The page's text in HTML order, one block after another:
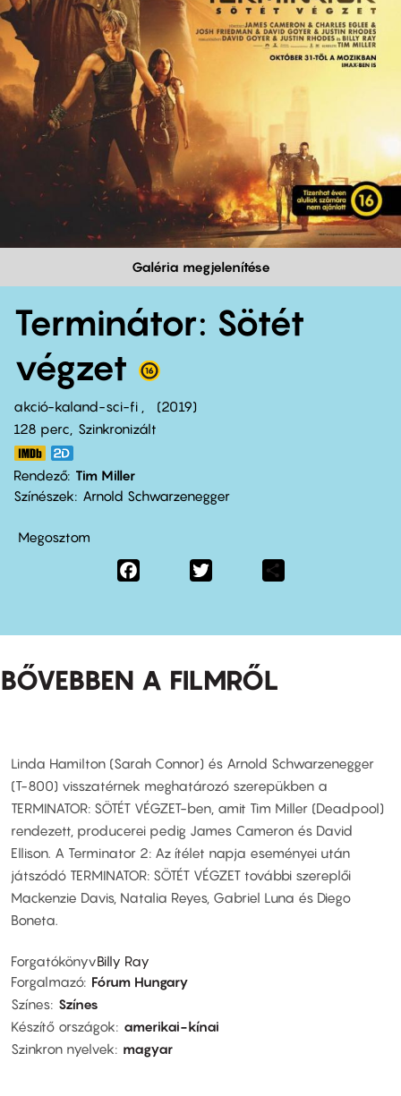
Galéria megjelenítése
Terminátor: Sötét
végzet
akció-kaland-sci-fi
2019
128 perc,
Szinkronizált
Rendező Tim Miller
Színészek
Arnold Schwarzenegger
Megosztom
Facebook
BŐVEBBEN A FILMRŐL
Linda Hamilton (Sarah Connor) és Arnold Schwarzenegger
(T-800) visszatérnek meghatározó szerepükben a
TERMINATOR: SÖTÉT VÉGZET-ben, amit Tim Miller (Deadpool)
rendezett, producerei pedig James Cameron és David
Ellison. A Terminator 2: Az ítélet napja eseményei után
játszódó TERMINATOR: SÖTÉT VÉGZET további szereplői
Mackenzie Davis, Natalia Reyes, Gabriel Luna és Diego
Boneta.
ForgatókönyvBilly Ray
Forgalmazó Fórum Hungary
Színes Színes
Készítő országok
amerikai-kínai
Szinkron nyelvek
magyar